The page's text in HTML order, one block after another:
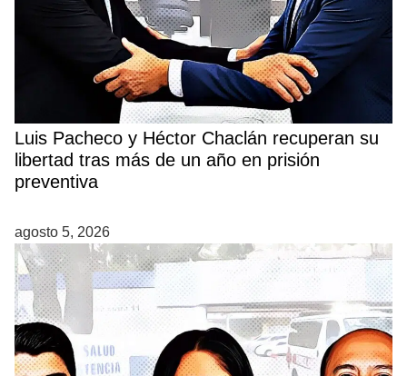
Luis Pacheco y Héctor Chaclán recuperan su
libertad tras más de un año en prisión
preventiva
agosto 5, 2026